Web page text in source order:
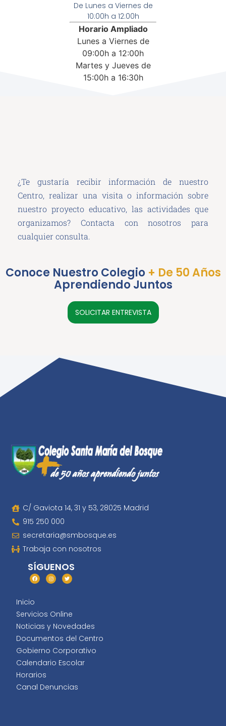
De Lunes a Viernes de
10:00h a 12:00h
Horario Ampliado
Lunes a Viernes de
09:00h a 12:00h
Martes y Jueves de
15:00h a 16:30h
¿Te gustaría recibir información de nuestro
Centro, realizar una visita o información sobre
nuestro proyecto educativo, las actividades que
organizamos? Contacta con nosotros para
cualquier consulta.
Conoce Nuestro Colegio + De 50 Años
Aprendiendo Juntos
SOLICITAR ENTREVISTA
C/ Gaviota 14, 31 y 53, 28025 Madrid
915 250 000
secretaria@smbosque.es
Trabaja con nosotros
Inicio
Servicios Online
Noticias y Novedades
Documentos del Centro
Gobierno Corporativo
Calendario Escolar
Horarios
Canal Denuncias
SÍGUENOS